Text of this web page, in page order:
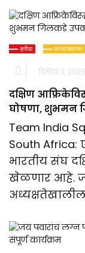
क्रीडा ताज्या बातम्या
डिसेंबर 3, 2025
दक्षिण
घोषणा, शुभमन
Team India
South
भारतीय संघ
खेळणार आहे.